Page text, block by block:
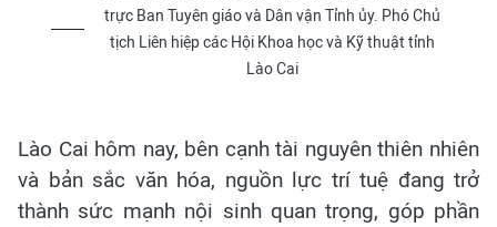
trực Ban Tuyên giáo và Dân vận Tỉnh ủy. Phó Chủ
tịch Liên hiệp các Hội Khoa học và Kỹ thuật tỉnh
Lào Cai
Lào Cai hôm nay, bên cạnh tài nguyên thiên nhiên
và bản sắc văn hóa, nguồn lực trí tuệ đang trở
thành sức mạnh nội sinh quan trọng, góp phần